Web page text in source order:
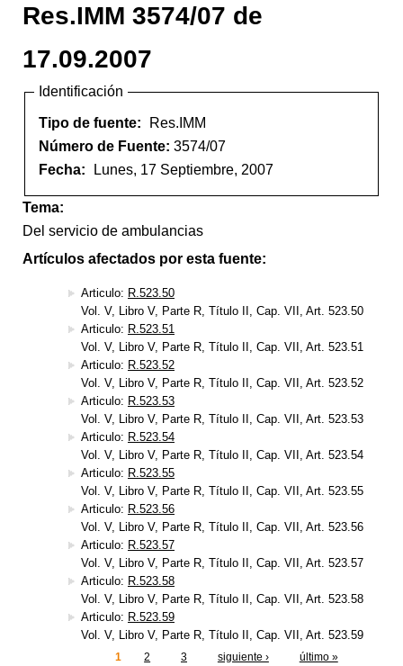
Res.IMM 3574/07 de
17.09.2007
Identificación
Tipo de fuente:
Res.IMM
Número de Fuente: 3574/07
Fecha:
Lunes, 17 Septiembre, 2007
Tema:
Del servicio de ambulancias
Artículos afectados por esta fuente:
Articulo: R.523.50
Vol. V, Libro V, Parte R, Título II, Cap. VII, Art. 523.50
Articulo: R.523.51
Vol. V, Libro V, Parte R, Título II, Cap. VII, Art. 523.51
Articulo: R.523.52
Vol. V, Libro V, Parte R, Título II, Cap. VII, Art. 523.52
Articulo: R.523.53
Vol. V, Libro V, Parte R, Título II, Cap. VII, Art. 523.53
Articulo: R.523.54
Vol. V, Libro V, Parte R, Título II, Cap. VII, Art. 523.54
Articulo: R.523.55
Vol. V, Libro V, Parte R, Título II, Cap. VII, Art. 523.55
Articulo: R.523.56
Vol. V, Libro V, Parte R, Título II, Cap. VII, Art. 523.56
Articulo: R.523.57
Vol. V, Libro V, Parte R, Título II, Cap. VII, Art. 523.57
Articulo: R.523.58
Vol. V, Libro V, Parte R, Título II, Cap. VII, Art. 523.58
Articulo: R.523.59
Vol. V, Libro V, Parte R, Título II, Cap. VII, Art. 523.59
1 2 3 siguiente › último »